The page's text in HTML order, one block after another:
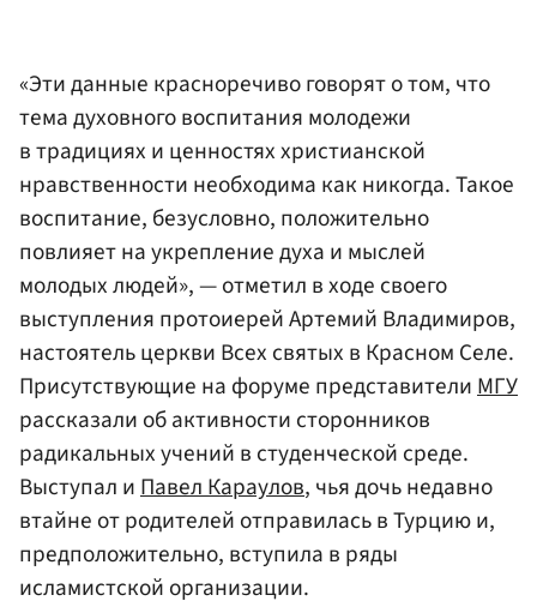
«Эти данные красноречиво говорят о том, что
тема духовного воспитания молодежи
в традициях и ценностях христианской
нравственности необходима как никогда. Такое
воспитание, безусловно, положительно
повлияет на укрепление духа и мыслей
молодых людей», — отметил в ходе своего
выступления протоиерей Артемий Владимиров,
настоятель церкви Всех святых в Красном Селе.
Присутствующие на форуме представителиМГУ
рассказали об активности сторонников
радикальных учений в студенческой среде.
Выступал иПавел Караулов, чья дочь недавно
втайне от родителей отправилась в Турцию и,
предположительно, вступила в ряды
исламистской организации.